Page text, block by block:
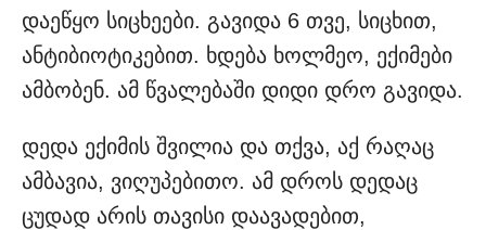
დაეწყო სიცხეები. გავიდა 6 თვე, სიცხით,
ანტიბიოტიკებით. ხდება ხოლმეო, ექიმები
ამბობენ. ამ წვალებაში დიდი დრო გავიდა.
დედა ექიმის შვილია და თქვა, აქ რაღაც
ამბავია, ვიღუპებითო. ამ დროს დედაც
ცუდად არის თავისი დაავადებით,